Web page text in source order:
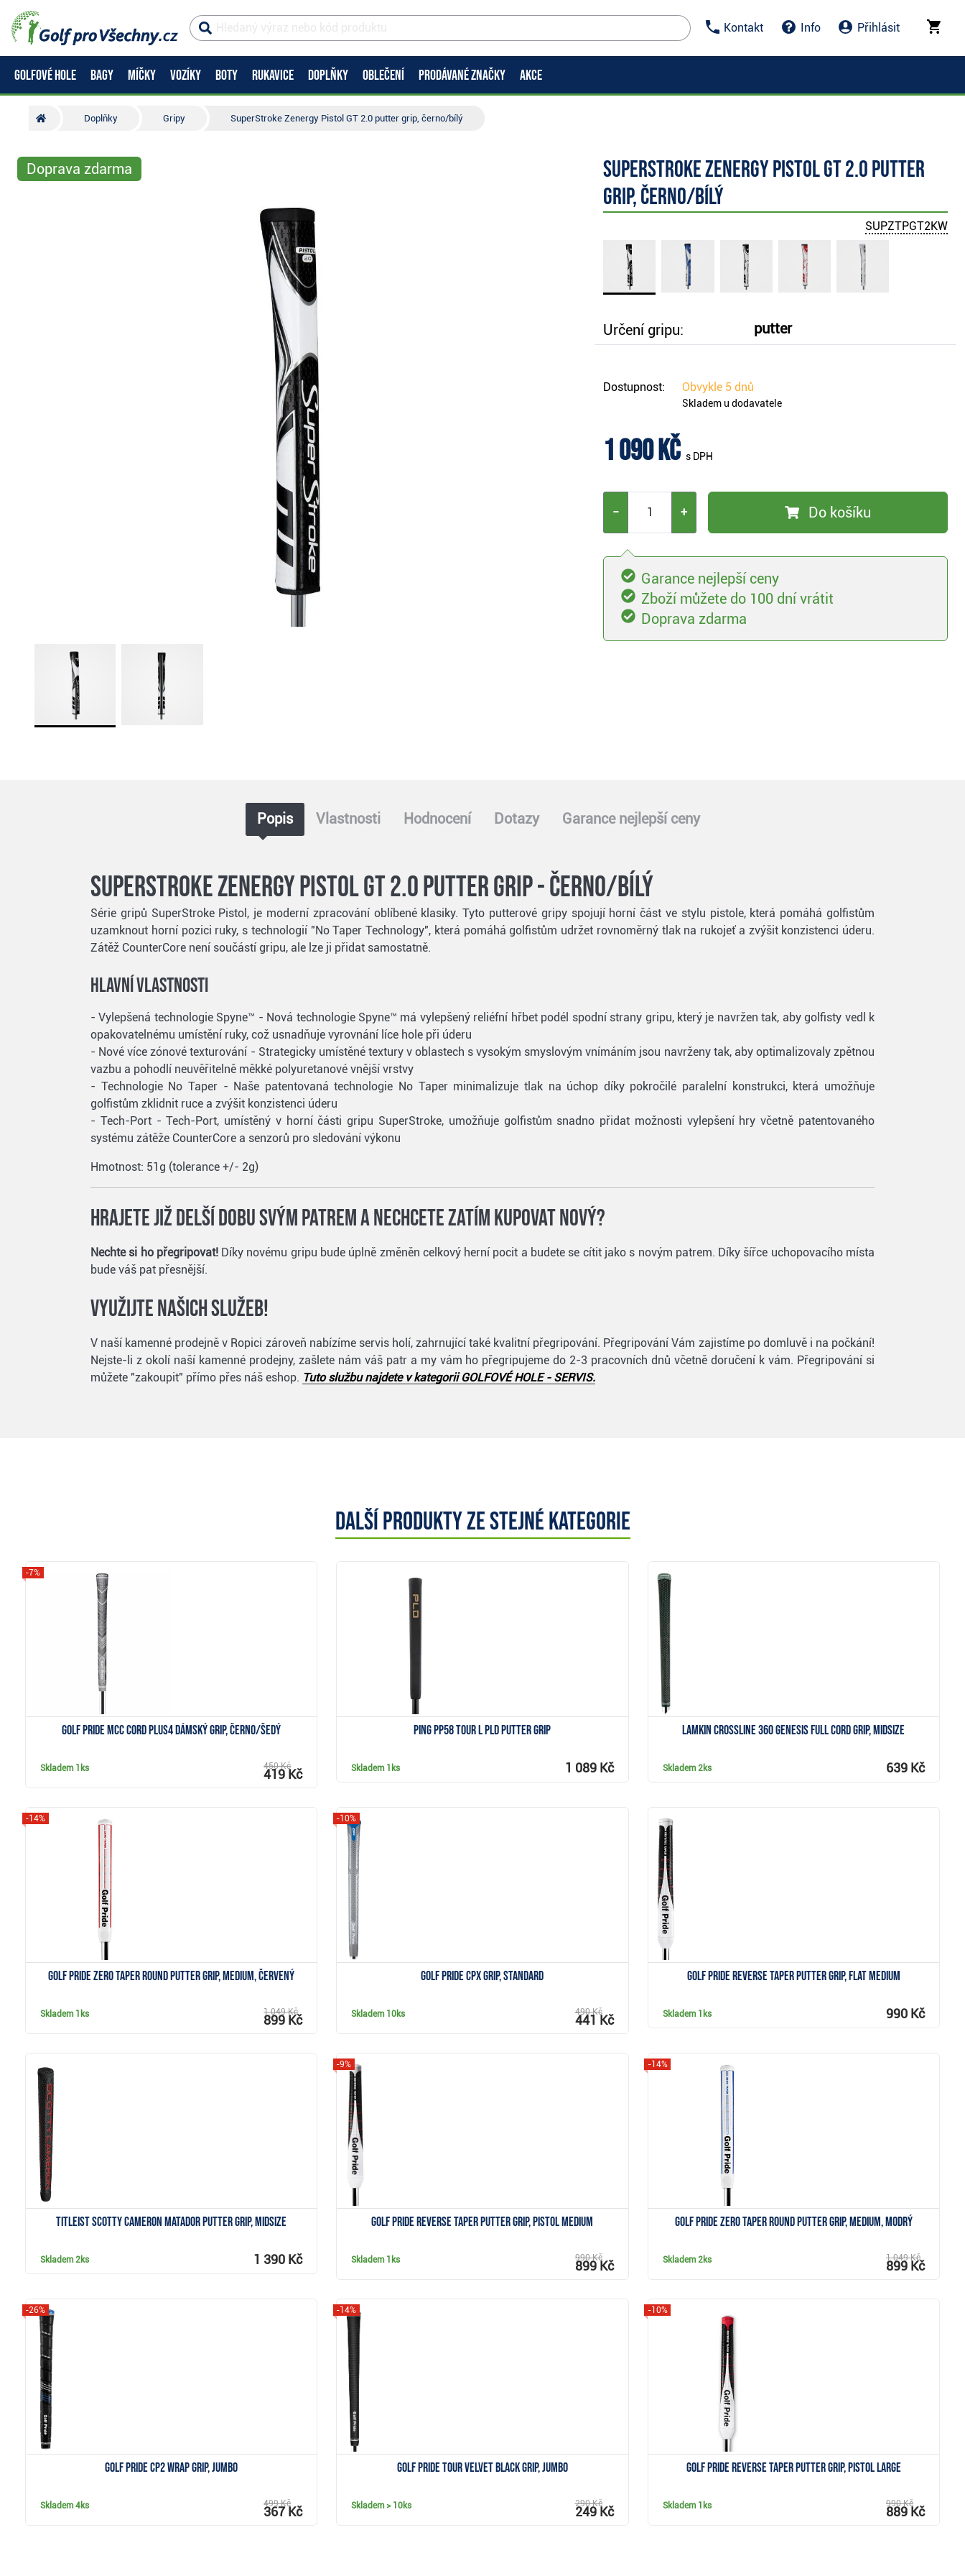
Kontakt Info Přihlásit
GOLFOVÉ HOLE BAGY MÍČKY VOZÍKY BOTY RUKAVICE DOPLŇKY OBLEČENÍ PRODÁVANÉ ZNAČKY AKCE
Doplňky Gripy SuperStroke Zenergy Pistol GT 2.0 putter grip, černo/bílý
Doprava zdarma
SuperStroke Zenergy Pistol GT 2.0 putter
grip, černo/bílý
SUPZTPGT2KW
Určení gripu: putter
Dostupnost: Obvykle 5 dnů
Skladem u dodavatele
1 090 Kč s DPH
− + Do košíku
Garance nejlepší ceny
Zboží můžete do 100 dní vrátit
Doprava zdarma
Popis Vlastnosti Hodnocení Dotazy Garance nejlepší ceny
SuperStroke Zenergy Pistol GT 2.0 putter grip - černo/bílý
Série gripů SuperStroke Pistol, je moderní zpracování oblíbené klasiky. Tyto putterové gripy spojují horní část ve stylu pistole, která pomáhá golfistům
uzamknout horní pozici ruky, s technologií "No Taper Technology", která pomáhá golfistům udržet rovnoměrný tlak na rukojeť a zvýšit konzistenci úderu.
Zátěž CounterCore není součástí gripu, ale lze ji přidat samostatně.
Hlavní vlastnosti
- Vylepšená technologie Spyne™ - Nová technologie Spyne™ má vylepšený reliéfní hřbet podél spodní strany gripu, který je navržen tak, aby golfisty vedl k
opakovatelnému umístění ruky, což usnadňuje vyrovnání líce hole při úderu
- Nové více zónové texturování - Strategicky umístěné textury v oblastech s vysokým smyslovým vnímáním jsou navrženy tak, aby optimalizovaly zpětnou
vazbu a pohodlí neuvěřitelně měkké polyuretanové vnější vrstvy
- Technologie No Taper - Naše patentovaná technologie No Taper minimalizuje tlak na úchop díky pokročilé paralelní konstrukci, která umožňuje
golfistům zklidnit ruce a zvýšit konzistenci úderu
- Tech-Port - Tech-Port, umístěný v horní části gripu SuperStroke, umožňuje golfistům snadno přidat možnosti vylepšení hry včetně patentovaného
systému zátěže CounterCore a senzorů pro sledování výkonu
Hmotnost: 51g (tolerance +/- 2g)
Hrajete již delší dobu svým patrem a nechcete zatím kupovat nový?
Nechte si ho přegripovat!Díky novému gripu bude úplně změněn celkový herní pocit a budete se cítit jako s novým patrem. Díky šířce uchopovacího místa
bude váš pat přesnější.
Využijte našich služeb!
V naší kamenné prodejně v Ropici zároveň nabízíme servis holí, zahrnující také kvalitní přegripování. Přegripování Vám zajistíme po domluvě i na počkání!
Nejste-li z okolí naší kamenné prodejny, zašlete nám váš patr a my vám ho přegripujeme do 2-3 pracovních dnů včetně doručení k vám. Přegripování si
můžete "zakoupit" přímo přes náš eshop. Tuto službu najdete v kategorii GOLFOVÉ HOLE - SERVIS.
Další produkty ze stejné kategorie
Golf Pride MCC Cord Plus4 dámský grip, černo/šedý
-7%
Skladem 1ks 450 Kč
419 Kč
Ping PP58 Tour L PLD putter grip
Skladem 1ks 1 089 Kč
Lamkin Crossline 360 Genesis Full Cord grip, Midsize
Skladem2ks 639 Kč
Golf Pride Zero Taper Round putter grip, Medium, červený
-14%
Skladem 1ks 1 049 Kč
899 Kč
Golf Pride CPx grip, Standard
-10%
Skladem 10ks 490 Kč
441 Kč
Golf Pride Reverse Taper putter grip, Flat Medium
Skladem 1ks 990 Kč
Titleist Scotty Cameron Matador putter grip, midsize
Skladem2ks 1 390 Kč
Golf Pride Reverse Taper putter grip, Pistol Medium
-9%
Skladem 1ks 990 Kč
899 Kč
Golf Pride Zero Taper Round putter grip, Medium, modrý
-14%
Skladem2ks 1 049 Kč
899 Kč
Golf Pride CP2 Wrap grip, Jumbo
-26%
Skladem4ks 499 Kč
367 Kč
Golf Pride Tour Velvet Black grip, Jumbo
-14%
Skladem> 10ks 290 Kč
249 Kč
Golf Pride Reverse Taper putter grip, Pistol Large
-10%
Skladem 1ks 990 Kč
889 Kč